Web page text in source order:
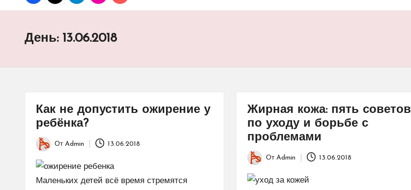
День: 13.06.2018
Как не допустить ожирение у
ребёнка?
Запись
от
От Admin 13.06.2018
Маленьких детей всё время стремятся
Жирная кожа: пять советов
по уходу и борьбе с
проблемами
Запись
от
От Admin 13.06.2018